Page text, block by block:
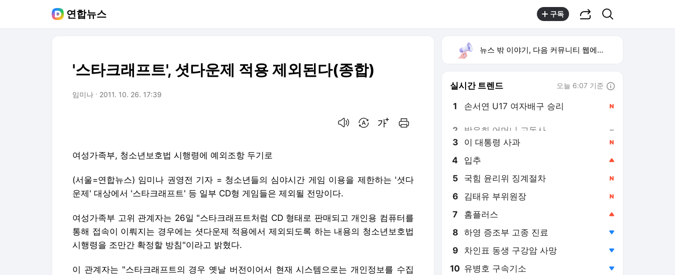
연합뉴스 구독
'스타크래프트', 셧다운제 적용 제외된다(종합)
임미나 2011. 10. 26. 17:39
여성가족부, 청소년보호법 시행령에 예외조항 두기로
(서울=연합뉴스) 임미나 권영전 기자 = 청소년들의 심야시간 게임 이용을 제한하는 '셧다
운제' 대상에서 '스타크래프트' 등 일부 CD형 게임들은 제외될 전망이다.
여성가족부 고위 관계자는 26일 "스타크래프트처럼 CD 형태로 판매되고 개인용 컴퓨터를
통해 접속이 이뤄지는 경우에는 셧다운제 적용에서 제외되도록 하는 내용의 청소년보호법
시행령을 조만간 확정할 방침"이라고 밝혔다.
이 관계자는 "스타크래프트의 경우 옛날 버전이어서 현재 시스템으로는 개인정보를 수집
뉴스 밖 이야기, 다음 커뮤니티 웹에서 보기
실시간 트렌드 오늘 6:07 기준
1 손서연 U17 여자배구 승리
2 방은희 어머니 고독사
3 이 대통령 사과
4 입추
5 국힘 윤리위 징계절차
6 김태유 부위원장
7 홈플러스
8 하영 증조부 고종 진료
9 차인표 동생 구강암 사망
10 유병호 구속기소